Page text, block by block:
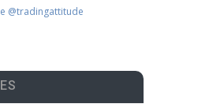
@tradingattitude